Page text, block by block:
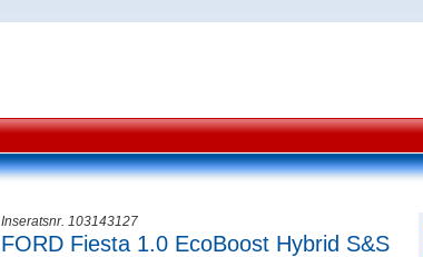
Inseratsnr. 103143127
FORD Fiesta 1.0 EcoBoost Hybrid S&S